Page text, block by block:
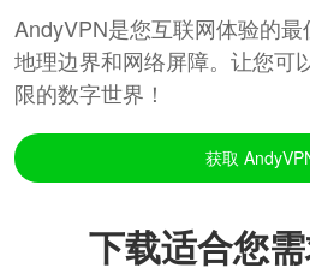
AndyVPN是您互联网体验的
地理边界和网络屏障。让您可
限的数字世界！
获取
下载适合您